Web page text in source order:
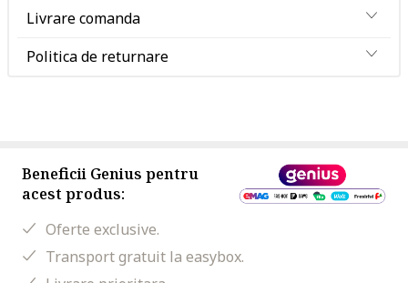
Livrare comanda
Politica de returnare
Beneficii Genius pentru
acest produs:
Oferte exclusive.
Transport gratuit la easybox.